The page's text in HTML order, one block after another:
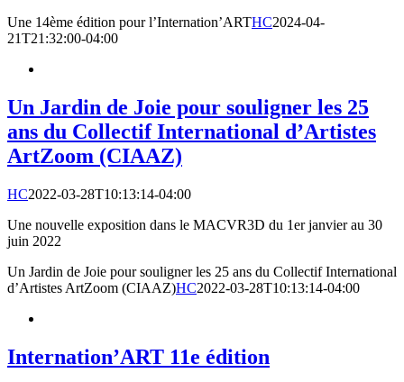
Une 14ème édition pour l’Internation’ARTHC2024-04-
21T21:32:00-04:00
Un Jardin de Joie pour souligner les 25
ans du Collectif International d’Artistes
ArtZoom (CIAAZ)
HC2022-03-28T10:13:14-04:00
Une nouvelle exposition dans le MACVR3D du 1er janvier au 30
juin 2022
Un Jardin de Joie pour souligner les 25 ans du Collectif International
d’Artistes ArtZoom (CIAAZ)HC2022-03-28T10:13:14-04:00
Internation’ART 11e édition